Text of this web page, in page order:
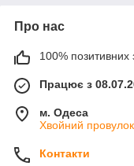
Про нас
100% позитивних
Працює з
м. Одеса
Хвойний
Контакти